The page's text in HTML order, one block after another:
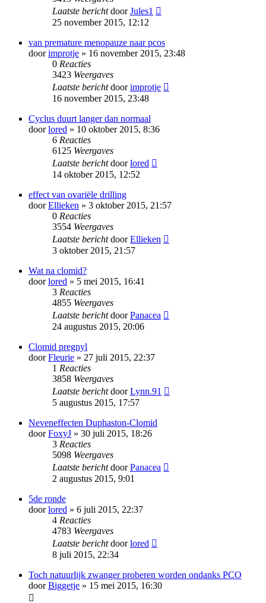
Laatste berichtdoorJules1
25 november 2015, 12:12
van premature menopauze naar pcos
doorimprotje » 16 november 2015, 23:48
0 Reacties
3423 Weergaves
Laatste berichtdoorimprotje
16 november 2015, 23:48
Cyclus duurt langer dan normaal
doorlored » 10 oktober 2015, 8:36
6 Reacties
6125 Weergaves
Laatste berichtdoorlored
14 oktober 2015, 12:52
effect van ovariële drilling
doorEllieken » 3 oktober 2015, 21:57
0 Reacties
3554 Weergaves
Laatste berichtdoorEllieken
3 oktober 2015, 21:57
Wat na clomid?
doorlored » 5 mei 2015, 16:41
3 Reacties
4855 Weergaves
Laatste berichtdoorPanacea
24 augustus 2015, 20:06
Clomid pregnyl
doorFleurie » 27 juli 2015, 22:37
1 Reacties
3858 Weergaves
Laatste berichtdoorLynn.91
5 augustus 2015, 17:57
Neveneffecten Duphaston-Clomid
doorFoxyJ » 30 juli 2015, 18:26
3 Reacties
5098 Weergaves
Laatste berichtdoorPanacea
2 augustus 2015, 9:01
5de ronde
doorlored » 6 juli 2015, 22:37
4 Reacties
4783 Weergaves
Laatste berichtdoorlored
8 juli 2015, 22:34
Toch natuurlijk zwanger proberen worden ondanks PCO
doorBiggetje » 15 mei 2015, 16:30